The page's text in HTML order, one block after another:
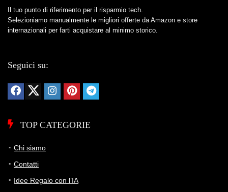
Il tuo punto di riferimento per il risparmio tech.
Selezioniamo manualmente le migliori offerte da Amazon e store
internazionali per farti acquistare al minimo storico.
Seguici su:
TOP CATEGORIE
Chi siamo
Contatti
Idee Regalo con l’IA